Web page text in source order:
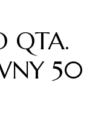
QTA.
50